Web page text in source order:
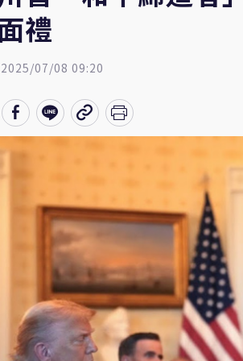
禮
2025/07/08 09:20